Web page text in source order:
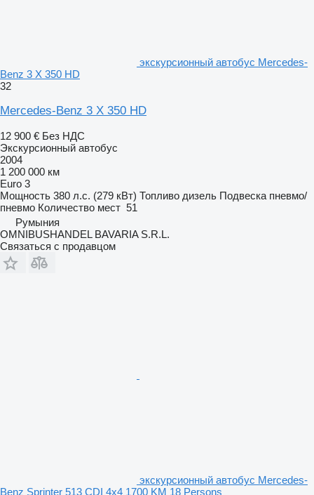
экскурсионный автобус Mercedes-
Benz 3 X 350 HD
32
Mercedes-Benz 3 X 350 HD
12 900 € Без НДС
Экскурсионный автобус
2004
1 200 000 км
Euro 3
Мощность 380 л.с. (279 кВт) Топливо дизель Подвеска пневмо/
пневмо Количество мест 51
Румыния
OMNIBUSHANDEL BAVARIA S.R.L.
Связаться с продавцом
экскурсионный автобус Mercedes-
Benz Sprinter 513 CDI 4x4 1700 KM 18 Persons